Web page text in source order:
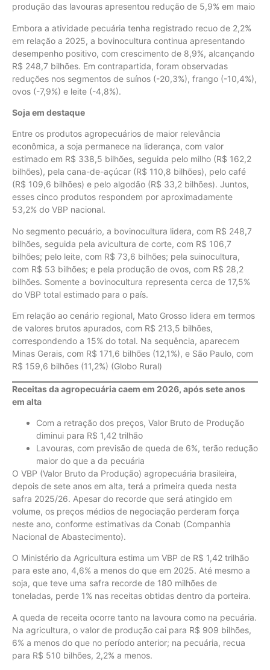
produção das lavouras apresentou redução de 5,9% em maio
Embora a atividade pecuária tenha registrado recuo de 2,2%
em relação a 2025, a bovinocultura continua apresentando
desempenho positivo, com crescimento de 8,9%, alcançando
R$ 248,7 bilhões. Em contrapartida, foram observadas
reduções nos segmentos de suínos (-20,3%), frango (-10,4%),
ovos (-7,9%) e leite (-4,8%).
Soja em destaque
Entre os produtos agropecuários de maior relevância
econômica, a soja permanece na liderança, com valor
estimado em R$ 338,5 bilhões, seguida pelo milho (R$ 162,2
bilhões), pela cana-de-açúcar (R$ 110,8 bilhões), pelo café
(R$ 109,6 bilhões) e pelo algodão (R$ 33,2 bilhões). Juntos,
esses cinco produtos respondem por aproximadamente
53,2% do VBP nacional.
No segmento pecuário, a bovinocultura lidera, com R$ 248,7
bilhões, seguida pela avicultura de corte, com R$ 106,7
bilhões; pelo leite, com R$ 73,6 bilhões; pela suinocultura,
com R$ 53 bilhões; e pela produção de ovos, com R$ 28,2
bilhões. Somente a bovinocultura representa cerca de 17,5%
do VBP total estimado para o país.
Em relação ao cenário regional, Mato Grosso lidera em termos
de valores brutos apurados, com R$ 213,5 bilhões,
correspondendo a 15% do total. Na sequência, aparecem
Minas Gerais, com R$ 171,6 bilhões (12,1%), e São Paulo, com
R$ 159,6 bilhões (11,2%) (Globo Rural)
Receitas da agropecuária caem em 2026, após sete anos
em alta
Com a retração dos preços, Valor Bruto de Produção
diminui para R$ 1,42 trilhão
Lavouras, com previsão de queda de 6%, terão redução
maior do que a da pecuária
O VBP (Valor Bruto da Produção) agropecuária brasileira,
depois de sete anos em alta, terá a primeira queda nesta
safra 2025/26. Apesar do recorde que será atingido em
volume, os preços médios de negociação perderam força
neste ano, conforme estimativas da Conab (Companhia
Nacional de Abastecimento).
O Ministério da Agricultura estima um VBP de R$ 1,42 trilhão
para este ano, 4,6% a menos do que em 2025. Até mesmo a
soja, que teve uma safra recorde de 180 milhões de
toneladas, perde 1% nas receitas obtidas dentro da porteira.
A queda de receita ocorre tanto na lavoura como na pecuária.
Na agricultura, o valor de produção cai para R$ 909 bilhões,
6% a menos do que no período anterior; na pecuária, recua
para R$ 510 bilhões, 2,2% a menos.